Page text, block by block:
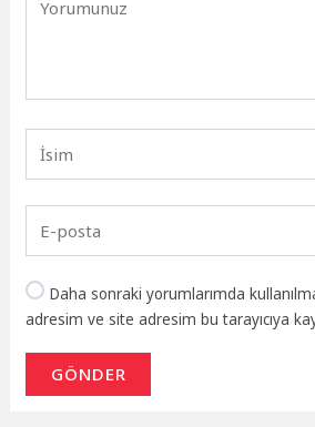
Daha sonraki yorumlarımda
adresim ve site adresim bu tarayıcıya
GÖNDER